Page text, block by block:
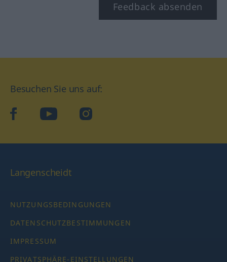
Feedback absenden
Besuchen Sie uns auf:
facebookYouTube Instagram
Langenscheidt
NUTZUNGSBEDINGUNGEN
DATENSCHUTZBESTIMMUNGEN
IMPRESSUM
PRIVATSPHÄRE-EINSTELLUNGEN